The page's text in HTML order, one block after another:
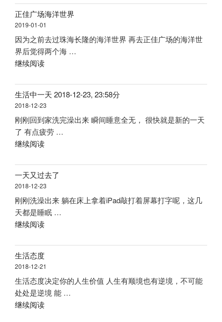
——
和
然
电
视
拍
摄”
后
感
——
有
关
于
球
各
的
监
狱
活”
正佳广场海洋世界
2019-01-01
因为之前去过珠海长隆的海洋世界 再去正佳广场的海洋世
界后觉得两个海 …
继续阅读“正
广
场
海
洋
世
界”
生活中一天 2018-12-23, 23:58分
2018-12-23
刚刚回到家洗完澡出来 瞬间睡意全无， 很快就是新的一天
了 有点疲劳 …
继续阅读“生
中
一
天
2018-
12-
23,
分”
一天又过去了
2018-12-23
刚刚洗澡出来 躺在床上拿着iPad敲打着屏幕打字呢，这几
天都是睡眠 …
继续阅读“一
又
去
了”
生活态度
2018-12-21
生活态度决定你的人生价值 人生有顺境也有逆境，不可能
处处是逆境 能 …
继续阅读“生